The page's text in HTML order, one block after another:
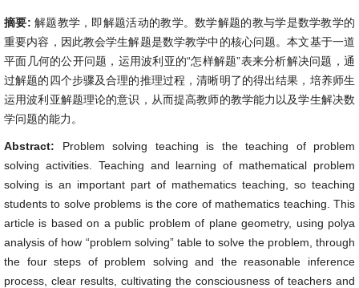
摘要: 解题教学，即解题活动的教学。数学解题的教与学是数学教学的
重要内容，因此教会学生解题是数学教学中的核心问题。本文基于一道
平面几何的公开问题，运用波利亚的“怎样解题”表来分析解决问题，通
过解题的四个步骤及合理的推理过程，清晰明了的得出结果，培养师生
运用波利亚解题理论的意识，从而提高教师的教学能力以及学生解决数
学问题的能力。
Abstract: Problem solving teaching is the teaching of problem
solving activities. Teaching and learning of mathematical problem
solving is an important part of mathematics teaching, so teaching
students to solve problems is the core of mathematics teaching. This
article is based on a public problem of plane geometry, using polya
analysis of how “problem solving” table to solve the problem, through
the four steps of problem solving and the reasonable inference
process, clear results, cultivating the consciousness of teachers and